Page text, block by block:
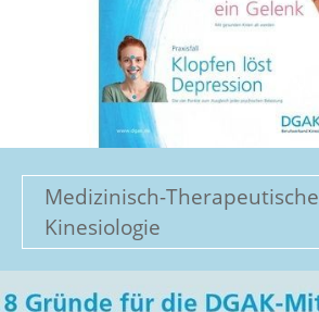
Medizinisch-Therapeutische
Kinesiologie